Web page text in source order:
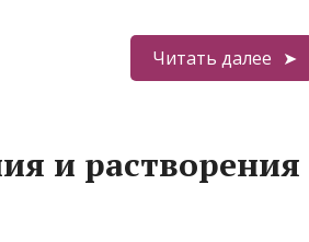
Читать далее
и растворения